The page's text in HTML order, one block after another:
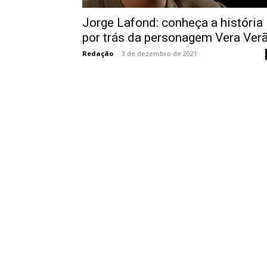
Jorge Lafond: conheça a história
por trás da personagem Vera
Redação - 3 de dezembro de 2021